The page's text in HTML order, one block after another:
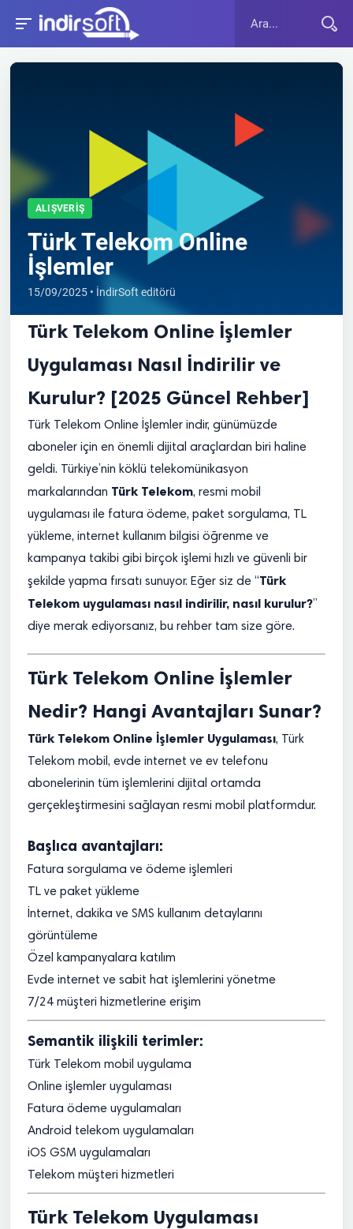
ALIŞVERIŞ
Türk Telekom Online
İşlemler
15/09/2025 • İndirSoft editörü
Türk Telekom Online İşlemler
Uygulaması Nasıl İndirilir ve
Kurulur? [2025 Güncel Rehber]
Türk Telekom Online İşlemler indir, günümüzde
aboneler için en önemli dijital araçlardan biri haline
geldi. Türkiye’nin köklü telekomünikasyon
markalarından Türk Telekom, resmi mobil
uygulaması ile fatura ödeme, paket sorgulama, TL
yükleme, internet kullanım bilgisi öğrenme ve
kampanya takibi gibi birçok işlemi hızlı ve güvenli bir
şekilde yapma fırsatı sunuyor. Eğer siz de “Türk
Telekom uygulaması nasıl indirilir, nasıl kurulur?”
diye merak ediyorsanız, bu rehber tam size göre.
Türk Telekom Online İşlemler
Nedir? Hangi Avantajları Sunar?
Türk Telekom Online İşlemler Uygulaması, Türk
Telekom mobil, evde internet ve ev telefonu
abonelerinin tüm işlemlerini dijital ortamda
gerçekleştirmesini sağlayan resmi mobil platformdur.
Başlıca avantajları:
Fatura sorgulama ve ödeme işlemleri
TL ve paket yükleme
İnternet, dakika ve SMS kullanım detaylarını
görüntüleme
Özel kampanyalara katılım
Evde internet ve sabit hat işlemlerini yönetme
7/24 müşteri hizmetlerine erişim
Semantik ilişkili terimler:
Türk Telekom mobil uygulama
Online işlemler uygulaması
Fatura ödeme uygulamaları
Android telekom uygulamaları
iOS GSM uygulamaları
Telekom müşteri hizmetleri
Türk Telekom Uygulaması